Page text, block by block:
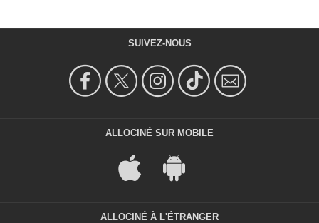
SUIVEZ-NOUS
ALLOCINÉ SUR MOBILE
ALLOCINÉ À L'ÉTRANGER